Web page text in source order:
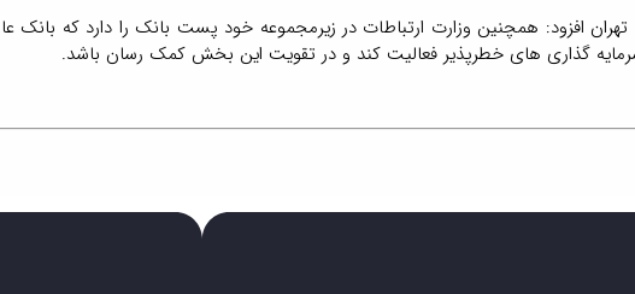
افزود: همچنین وزارت ارتباطات در زیرمجموعه خود پست بانک را دارد که بانک
گذاری های خطرپذیر فعالیت کند و در تقویت این بخش کمک رسان باشد.